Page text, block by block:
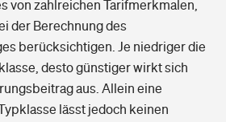
von zahlreichen Tarifmerkmalen,
der Berechnung des
berücksichtigen. Je niedriger die
desto günstiger wirkt sich
aus. Allein eine
lässt jedoch keinen